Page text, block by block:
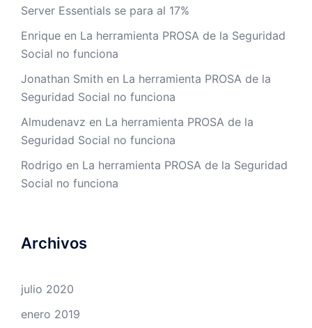
Server Essentials se para al 17%
Enrique en La herramienta PROSA de la Seguridad
Social no funciona
Jonathan Smith en La herramienta PROSA de la
Seguridad Social no funciona
Almudenavz en La herramienta PROSA de la
Seguridad Social no funciona
Rodrigo en La herramienta PROSA de la Seguridad
Social no funciona
Archivos
julio 2020
enero 2019